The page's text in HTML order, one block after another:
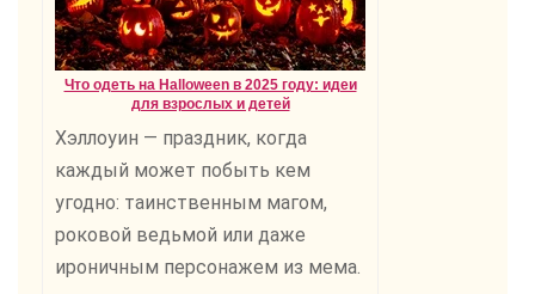
Что одеть на Halloween в 2025 году: идеи
для взрослых и детей
Хэллоуин — праздник, когда
каждый может побыть кем
угодно: таинственным магом,
роковой ведьмой или даже
ироничным персонажем из мема.